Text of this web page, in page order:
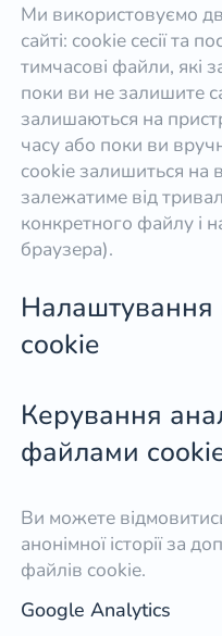
Ми використовуємо
сайті: cookie сесії та
тимчасові файли, які
поки ви не залишите
залишаються на
часу або поки ви
cookie залишиться на
залежатиме від
конкретного файлу і
браузера).
Налаштування
cookie
Керування
файлами
Ви можете
анонімної історії за
файлів cookie.
Google Analytics